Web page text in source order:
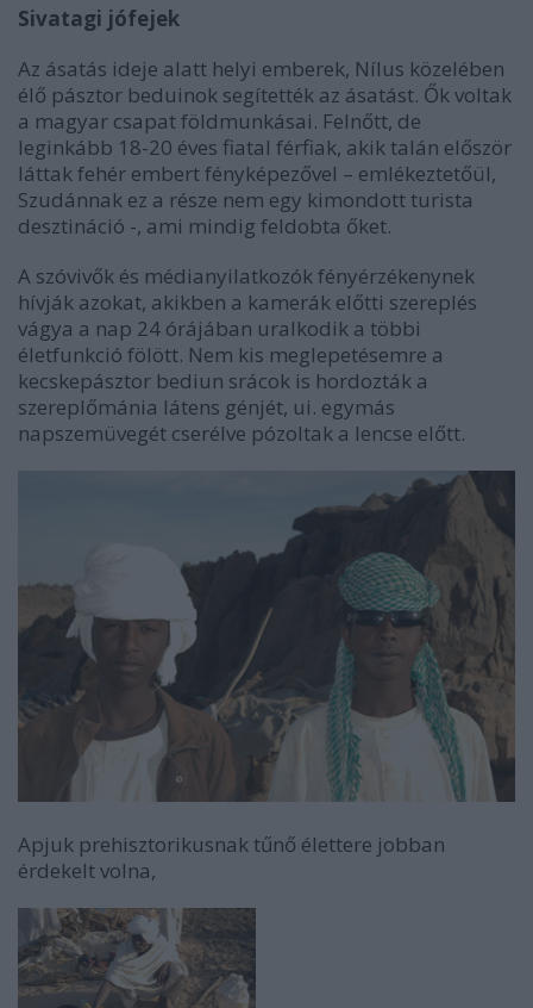
Sivatagi jófejek
Az ásatás ideje alatt helyi emberek, Nílus közelében
élő pásztor beduinok segítették az ásatást. Ők voltak
a magyar csapat földmunkásai. Felnőtt, de
leginkább 18-20 éves fiatal férfiak, akik talán először
láttak fehér embert fényképezővel – emlékeztetőül,
Szudánnak ez a része nem egy kimondott turista
desztináció -, ami mindig feldobta őket.
A szóvivők és médianyilatkozók fényérzékenynek
hívják azokat, akikben a kamerák előtti szereplés
vágya a nap 24 órájában uralkodik a többi
életfunkció fölött. Nem kis meglepetésemre a
kecskepásztor bediun srácok is hordozták a
szereplőmánia látens génjét, ui. egymás
napszemüvegét cserélve pózoltak a lencse előtt.
Apjuk prehisztorikusnak tűnő élettere jobban
érdekelt volna,